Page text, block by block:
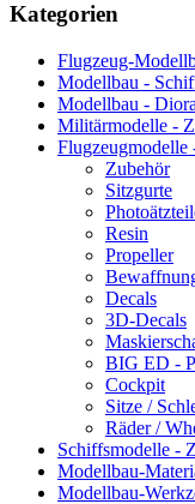
Kategorien
Flugzeug-
Modellbau -
Modellbau -
Militärmodelle -
Flugzeugmodelle
Zubehör
Sitzgurte
Resin
Propeller
Decals
3D-Decals
BIG ED -
Cockpit
Sitze /
Räder /
Schiffsmodelle -
Modellbau-
Modellbau-